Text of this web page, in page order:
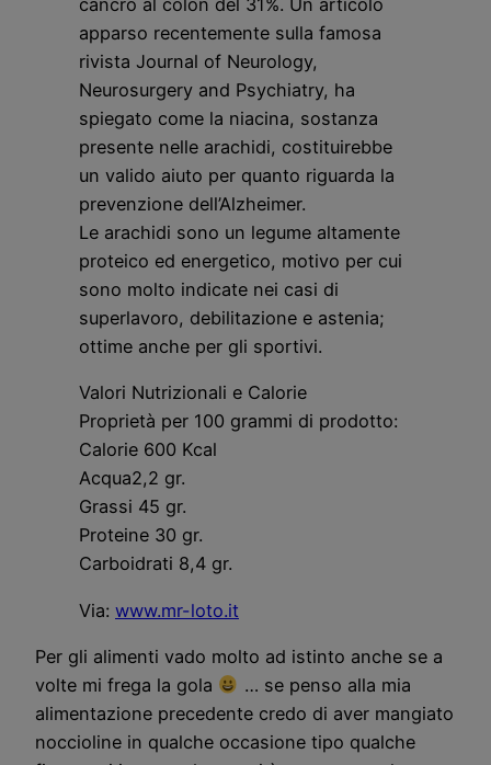
cancro al colon del 31%. Un articolo
apparso recentemente sulla famosa
rivista Journal of Neurology,
Neurosurgery and Psychiatry, ha
spiegato come la niacina, sostanza
presente nelle arachidi, costituirebbe
un valido aiuto per quanto riguarda la
prevenzione dell’Alzheimer.
Le arachidi sono un legume altamente
proteico ed energetico, motivo per cui
sono molto indicate nei casi di
superlavoro, debilitazione e astenia;
ottime anche per gli sportivi.
Valori Nutrizionali e Calorie
Proprietà per 100 grammi di prodotto:
Calorie 600 Kcal
Acqua2,2 gr.
Grassi 45 gr.
Proteine 30 gr.
Carboidrati 8,4 gr.
Via: www.mr-loto.it
Per gli alimenti vado molto ad istinto anche se a
volte mi frega la gola
… se penso alla mia
alimentazione precedente credo di aver mangiato
noccioline in qualche occasione tipo qualche